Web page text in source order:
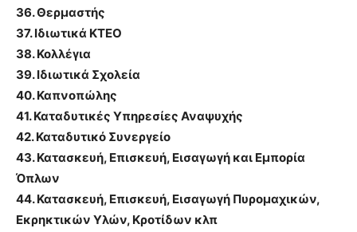
36. Θερμαστής
37. Ιδιωτικά ΚΤΕΟ
38. Κολλέγια
39. Ιδιωτικά Σχολεία
40. Καπνοπώλης
41. Καταδυτικές Υπηρεσίες Αναψυχής
42. Καταδυτικό Συνεργείο
43. Κατασκευή, Επισκευή, Εισαγωγή και Εμπορία
Όπλων
44. Κατασκευή, Επισκευή, Εισαγωγή Πυρομαχικών,
Εκρηκτικών Υλών, Κροτίδων κλπ